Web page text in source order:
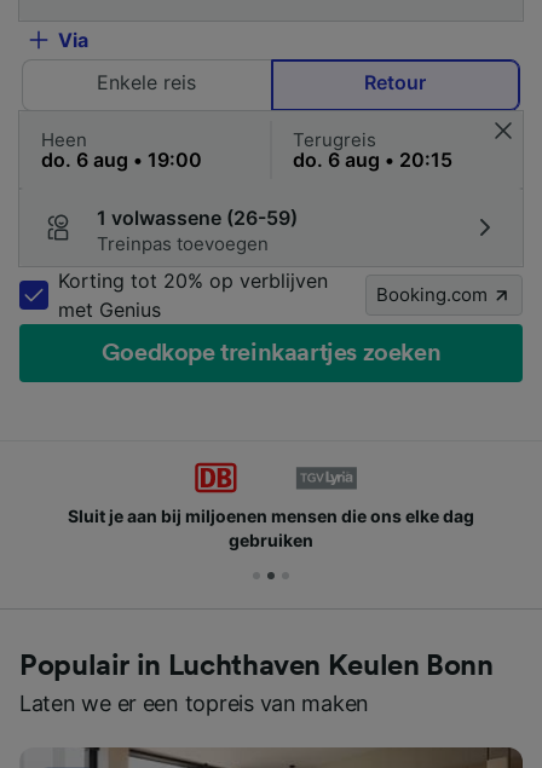
Via
Enkele reis
Retour
Heen Terugreis
1 volwassene (26-59)
Treinpas toevoegen
Korting tot 20% op verblijven
met Genius
Booking.com
Goedkope treinkaartjes zoeken
Sluit je aan bij miljoenen mensen die ons elke dag
gebruiken
Populair in Luchthaven Keulen Bonn
Laten we er een topreis van maken